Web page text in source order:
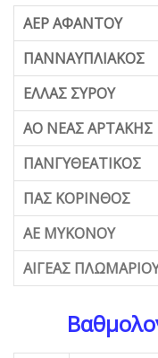
ΑΕΡ ΑΦΑΝΤΟΥ
ΠΑΝΝΑΥΠΛΙΑΚΟΣ
ΕΛΛΑΣ ΣΥΡΟΥ
ΑΟ ΝΕΑΣ ΑΡΤΑΚΗΣ
ΠΑΝΓΥΘΕΑΤΙΚΟΣ
ΠΑΣ ΚΟΡΙΝΘΟΣ
ΑΕ ΜΥΚΟΝΟΥ
ΑΙΓΕΑΣ